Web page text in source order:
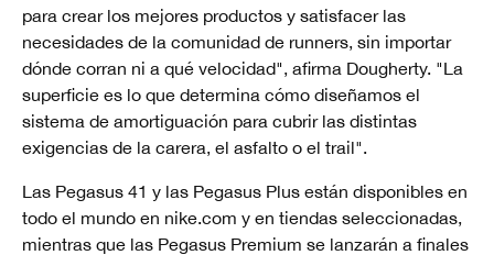
para crear los mejores productos y satisfacer las
necesidades de la comunidad de runners, sin importar
dónde corran ni a qué velocidad", afirma Dougherty. "La
superficie es lo que determina cómo diseñamos el
sistema de amortiguación para cubrir las distintas
exigencias de la carera, el asfalto o el trail".
Las Pegasus 41 y las Pegasus Plus están disponibles en
todo el mundo en nike.com y en tiendas seleccionadas,
mientras que las Pegasus Premium se lanzarán a finales